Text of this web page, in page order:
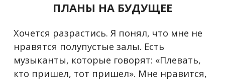
ПЛАНЫ НА БУДУЩЕЕ
Хочется разрастись. Я понял, что мне не
нравятся полупустые залы. Есть
музыканты, которые говорят: «Плевать,
кто пришел, тот пришел». Мне нравится,